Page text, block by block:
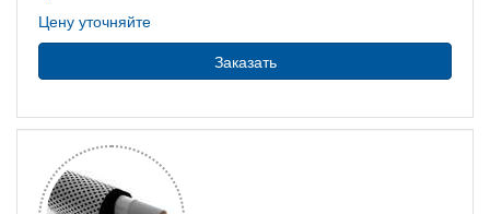
Цену уточняйте
Заказать